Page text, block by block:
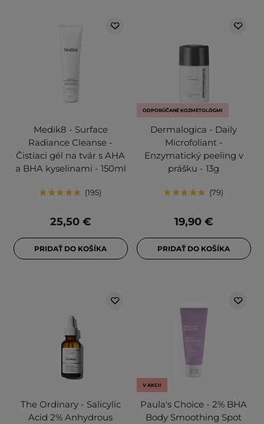
Medik8 - Surface
Radiance Cleanse -
Čistiaci gél na tvár s AHA
a BHA kyselinami - 150ml
195
25,50 €
PRIDAŤ DO KOŠÍKA
ODPORÚČANÉ KOZMETOLÓGMI
Dermalogica - Daily
Microfoliant -
Enzymatický peeling v
prášku - 13g
79
19,90 €
PRIDAŤ DO KOŠÍKA
The Ordinary - Salicylic
Acid 2% Anhydrous
V AKCII
Paula's Choice - 2% BHA
Body Smoothing Spot